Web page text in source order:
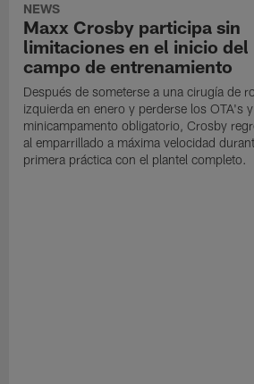
NEWS
Maxx Crosby participa sin
limitaciones en el inicio del
campo de entrenamiento
Después de someterse a una cirugía de
izquierda en enero y perderse los OTA's
minicampamento obligatorio, Crosby
al emparrillado a máxima velocidad
primera práctica con el plantel completo.